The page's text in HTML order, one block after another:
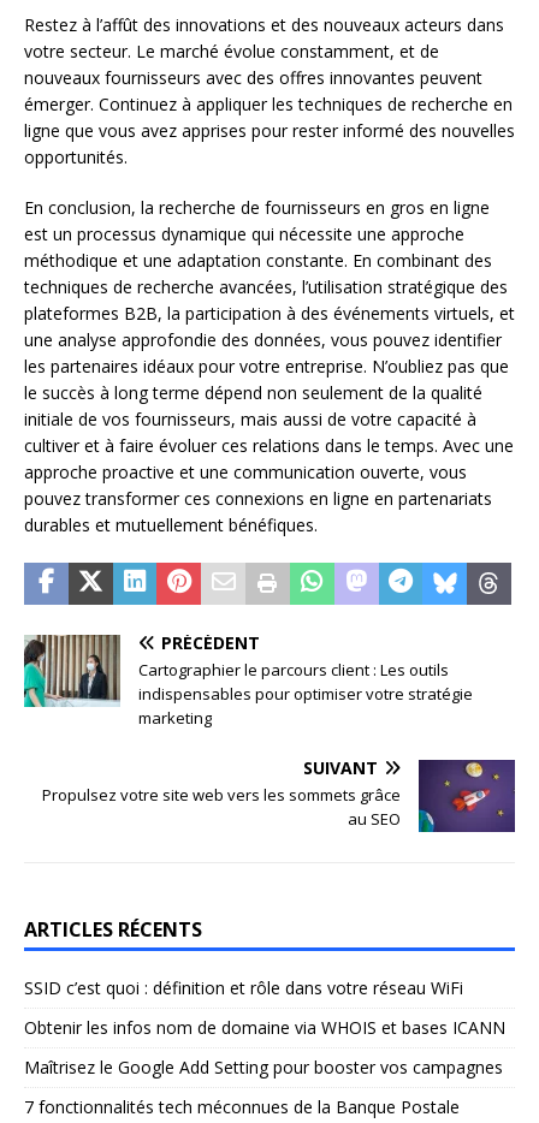
Restez à l’affût des innovations et des nouveaux acteurs dans
votre secteur. Le marché évolue constamment, et de
nouveaux fournisseurs avec des offres innovantes peuvent
émerger. Continuez à appliquer les techniques de recherche en
ligne que vous avez apprises pour rester informé des nouvelles
opportunités.
En conclusion, la recherche de fournisseurs en gros en ligne
est un processus dynamique qui nécessite une approche
méthodique et une adaptation constante. En combinant des
techniques de recherche avancées, l’utilisation stratégique des
plateformes B2B, la participation à des événements virtuels, et
une analyse approfondie des données, vous pouvez identifier
les partenaires idéaux pour votre entreprise. N’oubliez pas que
le succès à long terme dépend non seulement de la qualité
initiale de vos fournisseurs, mais aussi de votre capacité à
cultiver et à faire évoluer ces relations dans le temps. Avec une
approche proactive et une communication ouverte, vous
pouvez transformer ces connexions en ligne en partenariats
durables et mutuellement bénéfiques.
PRÉCÉDENT
Cartographier le parcours client : Les outils
indispensables pour optimiser votre stratégie
marketing
SUIVANT
Propulsez votre site web vers les sommets grâce
au SEO
ARTICLES RÉCENTS
SSID c’est quoi : définition et rôle dans votre réseau WiFi
Obtenir les infos nom de domaine via WHOIS et bases ICANN
Maîtrisez le Google Add Setting pour booster vos campagnes
7 fonctionnalités tech méconnues de la Banque Postale